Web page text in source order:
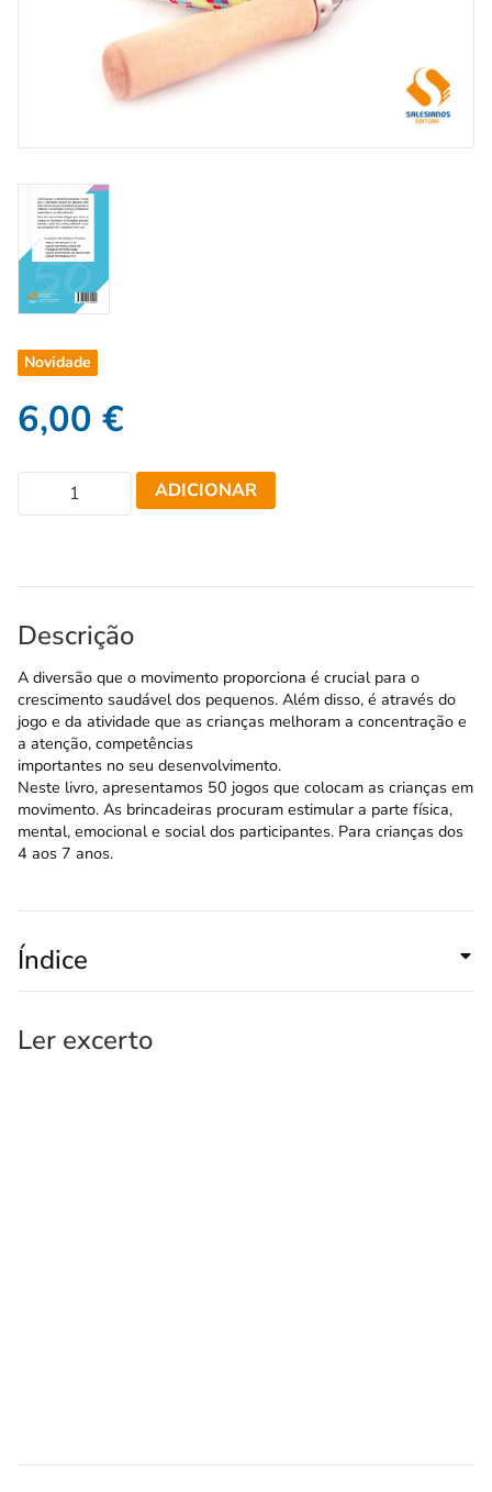
Novidade
6,00 €
ADICIONAR
Descrição
A diversão que o movimento proporciona é crucial para o
crescimento saudável dos pequenos. Além disso, é através do
jogo e da atividade que as crianças melhoram a concentração e
a atenção, competências
importantes no seu desenvolvimento.
Neste livro, apresentamos 50 jogos que colocam as crianças em
movimento. As brincadeiras procuram estimular a parte física,
mental, emocional e social dos participantes. Para crianças dos
4 aos 7 anos.
Índice
Ler excerto